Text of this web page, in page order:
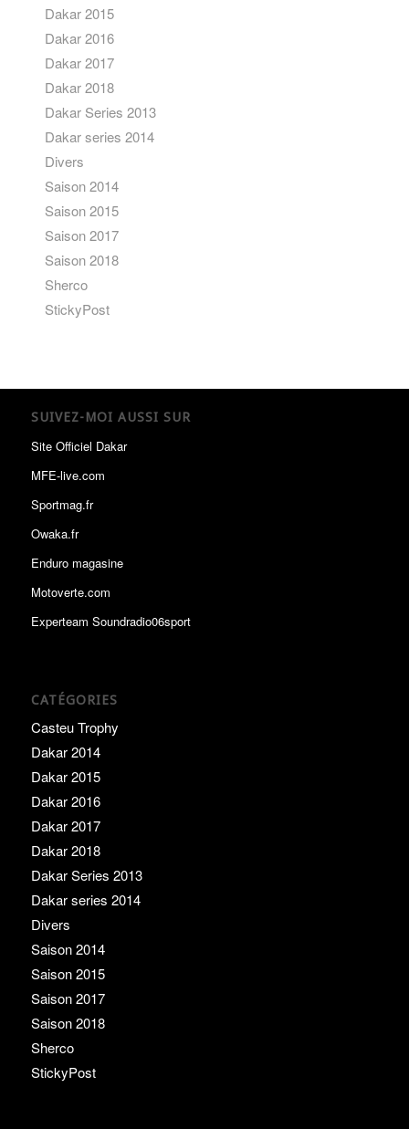
Dakar 2015
Dakar 2016
Dakar 2017
Dakar 2018
Dakar Series 2013
Dakar series 2014
Divers
Saison 2014
Saison 2015
Saison 2017
Saison 2018
Sherco
StickyPost
SUIVEZ-MOI AUSSI SUR
Site Officiel Dakar
MFE-live.com
Sportmag.fr
Owaka.fr
Enduro magasine
Motoverte.com
Experteam Soundradio06sport
CATÉGORIES
Casteu Trophy
Dakar 2014
Dakar 2015
Dakar 2016
Dakar 2017
Dakar 2018
Dakar Series 2013
Dakar series 2014
Divers
Saison 2014
Saison 2015
Saison 2017
Saison 2018
Sherco
StickyPost